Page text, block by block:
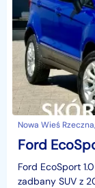
Nowa Wieś
Ford EcoSport
zadbany SUV z